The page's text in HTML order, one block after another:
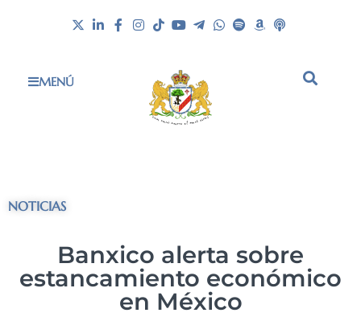
MENÚ
NOTICIAS
Banxico alerta sobre
estancamiento económico
en México